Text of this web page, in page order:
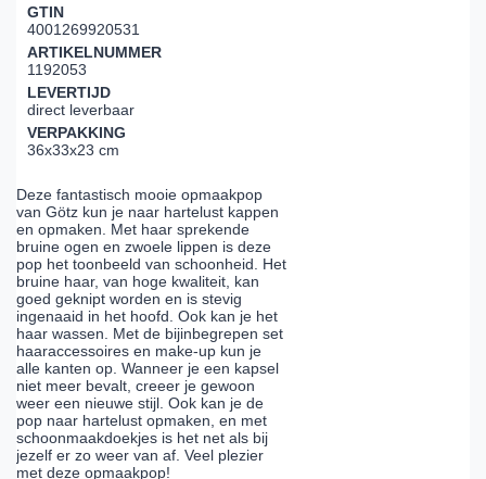
GTIN
4001269920531
ARTIKELNUMMER
1192053
LEVERTIJD
direct leverbaar
VERPAKKING
36x33x23 cm
Deze fantastisch mooie opmaakpop
van Götz kun je naar hartelust kappen
en opmaken. Met haar sprekende
bruine ogen en zwoele lippen is deze
pop het toonbeeld van schoonheid. Het
bruine haar, van hoge kwaliteit, kan
goed geknipt worden en is stevig
ingenaaid in het hoofd. Ook kan je het
haar wassen. Met de bijinbegrepen set
haaraccessoires en make-up kun je
alle kanten op. Wanneer je een kapsel
niet meer bevalt, creeer je gewoon
weer een nieuwe stijl. Ook kan je de
pop naar hartelust opmaken, en met
schoonmaakdoekjes is het net als bij
jezelf er zo weer van af. Veel plezier
met deze opmaakpop!